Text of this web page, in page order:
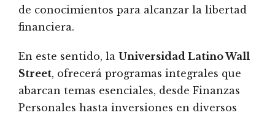
de conocimientos para alcanzar la libertad
financiera.
En este sentido, la Universidad Latino Wall
Street, ofrecerá programas integrales que
abarcan temas esenciales, desde Finanzas
Personales hasta inversiones en diversos